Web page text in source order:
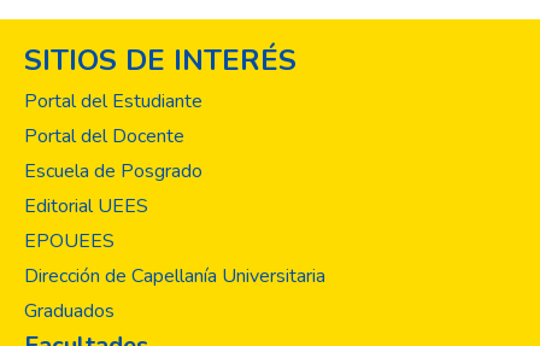
SITIOS DE INTERÉS
Portal del Estudiante
Portal del Docente
Escuela de Posgrado
Editorial UEES
EPOUEES
Dirección de Capellanía Universitaria
Graduados